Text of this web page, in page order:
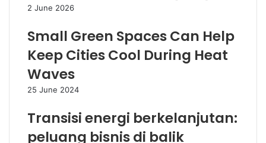
2 June 2026
Small Green Spaces Can Help
Keep Cities Cool During Heat
Waves
25 June 2024
Transisi energi berkelanjutan:
peluang bisnis di balik